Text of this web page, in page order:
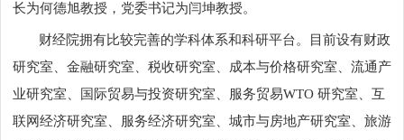
长为何德旭教授，党委书记为闫坤教授。
财经院拥有比较完善的学科体系和科研平台。目前设有财政
研究室、金融研究室、税收研究室、成本与价格研究室、流通产
业研究室、国际贸易与投资研究室、服务贸易WTO 研究室、互
联网经济研究室、服务经济研究室、城市与房地产研究室、旅游